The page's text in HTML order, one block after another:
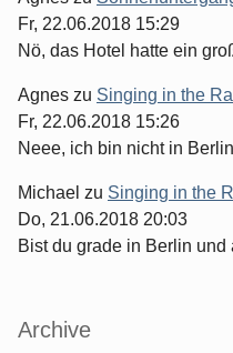
Fr, 22.06.2018 15:29
Nö, das Hotel hatte ein
Agnes zu Singing in the
Fr, 22.06.2018 15:26
Neee, ich bin nicht in
Michael zu Singing in the
Do, 21.06.2018 20:03
Bist du grade in Berlin und
Archive